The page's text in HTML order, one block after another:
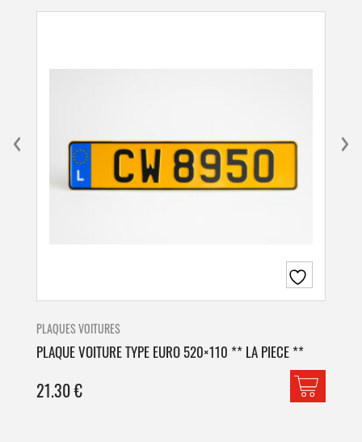
PLAQUES VOITURES
PLAQUE VOITURE TYPE EURO 520×110 ** LA PIECE **
21.30€